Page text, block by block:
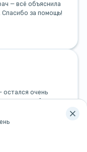
— всё объяснила
за помощь!
остался очень
с большим
визита. Таких
спасибо))